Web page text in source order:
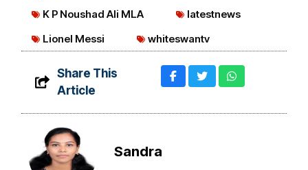
K P Noushad Ali MLA
latestnews
Lionel Messi
whiteswantv
Share This
Article
Sandra